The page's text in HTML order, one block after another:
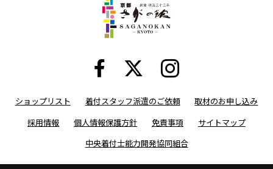
ショップリスト 着付スタッフ派遣のご依頼
取材のお申し込み
採用情報
個人情報保護方針 免責事項
サイトマップ
中央着付士能力開発協同組合